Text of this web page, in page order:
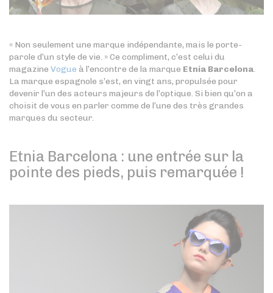
« Non seulement une marque indépendante, mais le porte-
parole d’un style de vie. » Ce compliment, c’est celui du
magazine Vogue à l’encontre de la marque Etnia Barcelona.
La marque espagnole s’est, en vingt ans, propulsée pour
devenir l’un des acteurs majeurs de l’optique. Si bien qu’on a
choisit de vous en parler comme de l’une des très grandes
marques du secteur.
Etnia Barcelona : une entrée sur la
pointe des pieds, puis remarquée !